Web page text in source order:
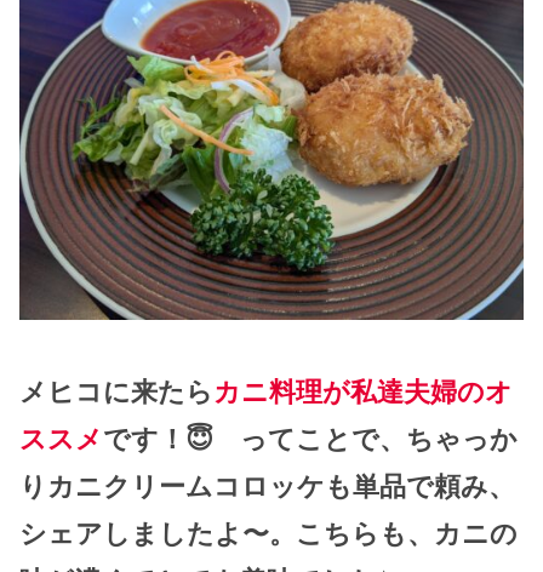
メヒコに来たら カニ料理が私達夫婦のオ
ススメ です！😇 ってことで、ちゃっか
りカニクリームコロッケも単品で頼み、
シェアしましたよ〜。こちらも、カニの